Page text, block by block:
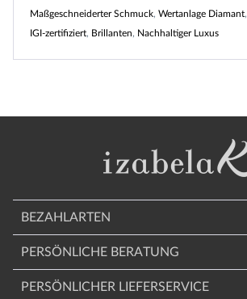
Maßgeschneiderter Schmuck, Wertanlage Diamant,
IGI-zertifiziert, Brillanten, Nachhaltiger Luxus
BEZAHLARTEN
PERSÖNLICHE BERATUNG
PERSÖNLICHER LIEFERSERVICE